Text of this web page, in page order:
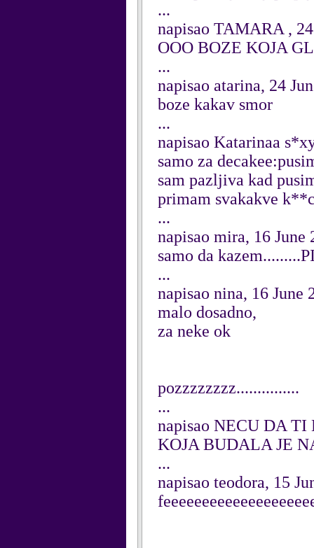
...
napisao TAMARA ,
OOO BOZE KOJA
...
napisao atarina, 24
boze kakav smor
...
napisao Katarinaa
samo za
sam pazljiva kad
primam svakakve
...
napisao mira, 16 June
samo da
...
napisao nina, 16 June
malo dosadno,
za neke ok
pozzzzzzzz...............
...
napisao NECU DA
KOJA BUDALA JE
...
napisao teodora, 15